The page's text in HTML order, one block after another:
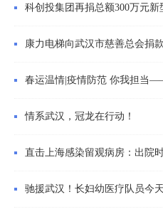
科创投集团再捐总额300万元
康力电梯向武汉市慈善总会捐
春运温情|疫情防范 你我担当
情系武汉，冠龙在行动！
直击上海感染留观病房：出院
驰援武汉！长妇幼医疗队员今